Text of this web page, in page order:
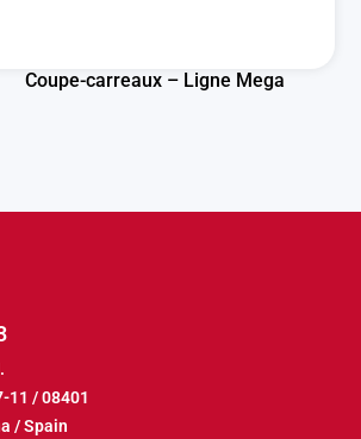
Coupe-carreaux – Ligne Mega
11 / 08401
/ Spain